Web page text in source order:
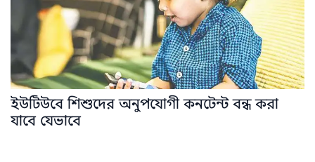
ইউটিউবে শিশুদের অনুপযোগী কনটেন্ট বন্ধ করা
যাবে যেভাবে